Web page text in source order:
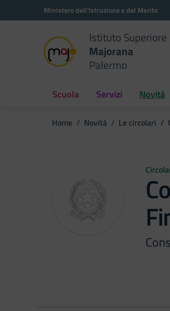
Vai ai contenuti
Vai al menu di navigazioneMinistero dell'Istruzione e del Merito
Istituto Superiore
Majorana
Palermo
Scuola Servizi Novità
Home Novità Le circolari